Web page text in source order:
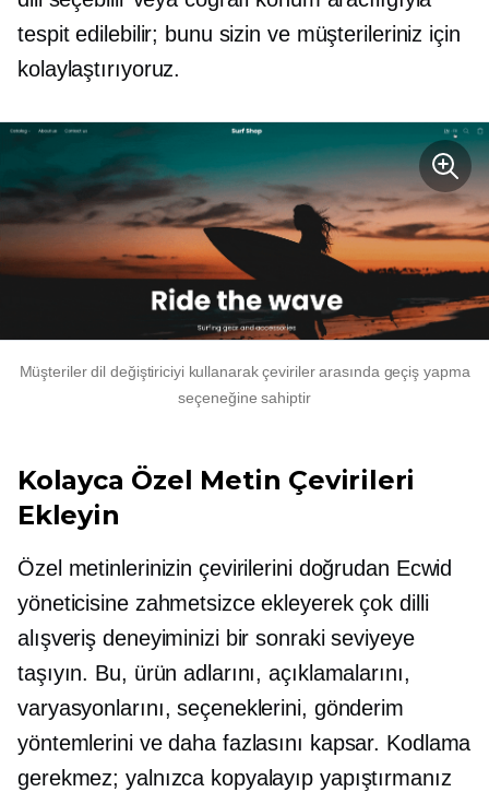
tespit edilebilir; bunu sizin ve müşterileriniz için
kolaylaştırıyoruz.
Müşteriler dil değiştiriciyi kullanarak çeviriler arasında geçiş yapma
seçeneğine sahiptir
Kolayca Özel Metin Çevirileri
Ekleyin
Özel metinlerinizin çevirilerini doğrudan Ecwid
yöneticisine zahmetsizce ekleyerek çok dilli
alışveriş deneyiminizi bir sonraki seviyeye
taşıyın. Bu, ürün adlarını, açıklamalarını,
varyasyonlarını, seçeneklerini, gönderim
yöntemlerini ve daha fazlasını kapsar. Kodlama
gerekmez; yalnızca kopyalayıp yapıştırmanız